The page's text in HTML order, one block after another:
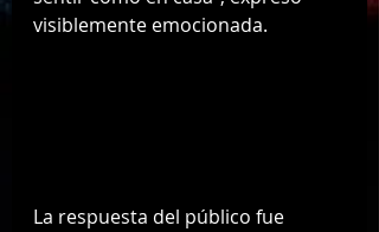
visiblemente emocionada.
La respuesta del público fue